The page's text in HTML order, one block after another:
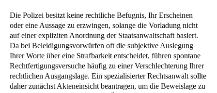
Die Polizei besitzt keine rechtliche Befugnis, Ihr Erscheinen
oder eine Aussage zu erzwingen, solange die Vorladung nicht
auf einer expliziten Anordnung der Staatsanwaltschaft basiert.
Da bei Beleidigungsvorwürfen oft die subjektive Auslegung
Ihrer Worte über eine Strafbarkeit entscheidet, führen spontane
Rechtfertigungsversuche häufig zu einer Verschlechterung Ihrer
rechtlichen Ausgangslage. Ein spezialisierter Rechtsanwalt sollte
daher zunächst Akteneinsicht beantragen, um die Beweislage zu